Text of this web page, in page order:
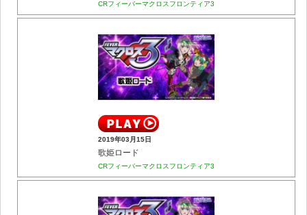
CRフィーバーマクロスフロンティア3
2019年03月15日
歌姫ロード
CRフィーバーマクロスフロンティア3